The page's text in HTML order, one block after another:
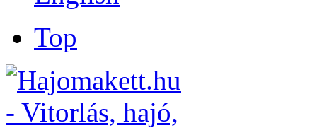
Top